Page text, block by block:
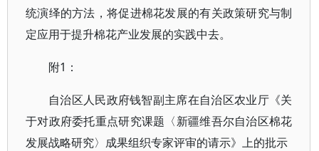
统演绎的方法，将促进棉花发展的有关政策研究与制
定应用于提升棉花产业发展的实践中去。
附1：
自治区人民政府钱智副主席在自治区农业厅《关
于对政府委托重点研究课题〈新疆维吾尔自治区棉花
发展战略研究〉成果组织专家评审的请示》上的批示